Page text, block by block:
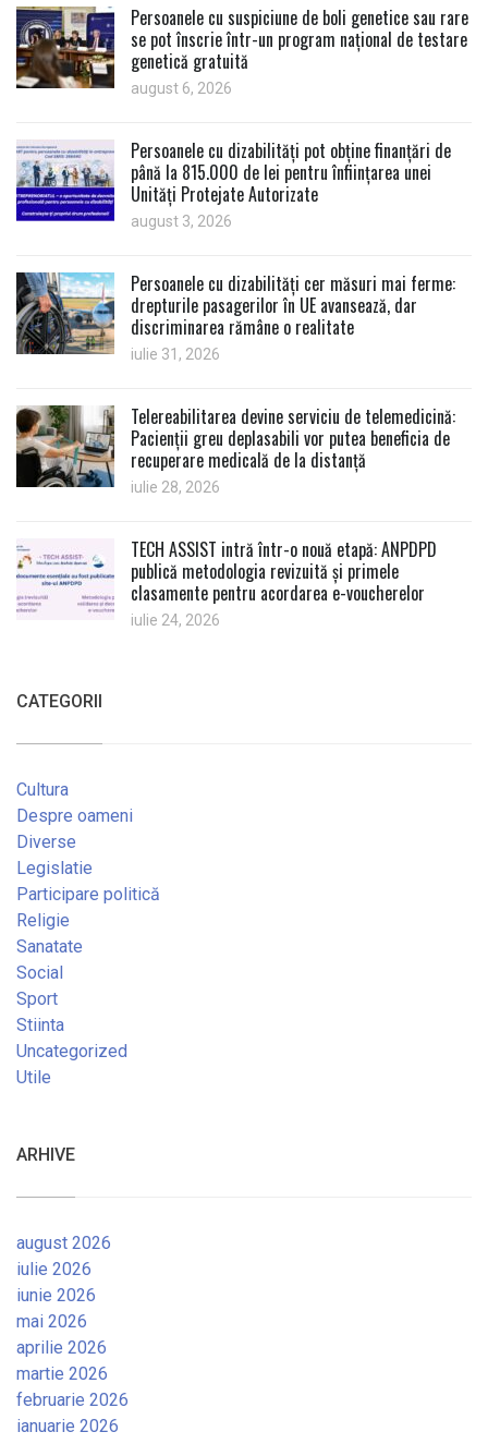
Persoanele cu suspiciune de boli genetice sau rare
se pot înscrie într-un program național de testare
genetică gratuită
august 6, 2026
Persoanele cu dizabilități pot obține finanțări de
până la 815.000 de lei pentru înființarea unei
Unități Protejate Autorizate
august 3, 2026
Persoanele cu dizabilități cer măsuri mai ferme:
drepturile pasagerilor în UE avansează, dar
discriminarea rămâne o realitate
iulie 31, 2026
Telereabilitarea devine serviciu de telemedicină:
Pacienții greu deplasabili vor putea beneficia de
recuperare medicală de la distanță
iulie 28, 2026
TECH ASSIST intră într-o nouă etapă: ANPDPD
publică metodologia revizuită și primele
clasamente pentru acordarea e-voucherelor
iulie 24, 2026
CATEGORII
Cultura
Despre oameni
Diverse
Legislatie
Participare politică
Religie
Sanatate
Social
Sport
Stiinta
Uncategorized
Utile
ARHIVE
august 2026
iulie 2026
iunie 2026
mai 2026
aprilie 2026
martie 2026
februarie 2026
ianuarie 2026